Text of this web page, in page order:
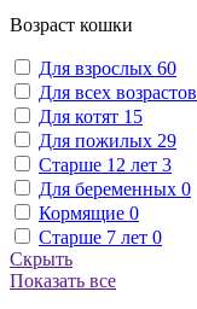
Возраст кошки
Для взрослых 60
Для всех возрастов
Для котят 15
Для пожилых 29
Старше 12 лет 3
Для беременных 0
Кормящие 0
Старше 7 лет 0
Скрыть
Показать все